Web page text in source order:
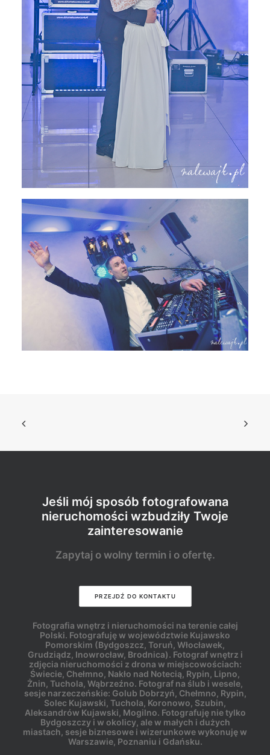
Jeśli mój sposób fotografowana
nieruchomości wzbudziły Twoje
zainteresowanie
Zapytaj o wolny termin i o ofertę.
PRZEJDŹ DO KONTAKTU
Fotografia wnętrz i nieruchomości na terenie całej
Polski. Fotografuję w województwie Kujawsko
Pomorskim (Bydgoszcz, Toruń, Włocławek,
Grudziądz, Inowrocław, Brodnica). Fotograf wnętrz i
zdjęcia nieruchomości z drona w miejscowościach:
Świecie, Chełmno, Nakło nad Notecią, Rypin, Lipno,
Żnin, Tuchola, Wąbrzeźno. Fotograf na ślub i wesele,
sesje narzeczeńskie: Golub Dobrzyń, Chełmno, Rypin,
Solec Kujawski, Tuchola, Koronowo, Szubin,
Aleksandrów Kujawski, Mogilno. Fotografuję nie tylko
Bydgoszczy i w okolicy, ale w małych i dużych
miastach, sesje biznesowe i wizerunkowe wykonuję w
Warszawie, Poznaniu i Gdańsku.